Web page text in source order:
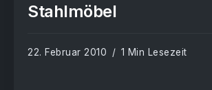
Stahlmöbel
22. Februar 2010 1 Min Lesezeit